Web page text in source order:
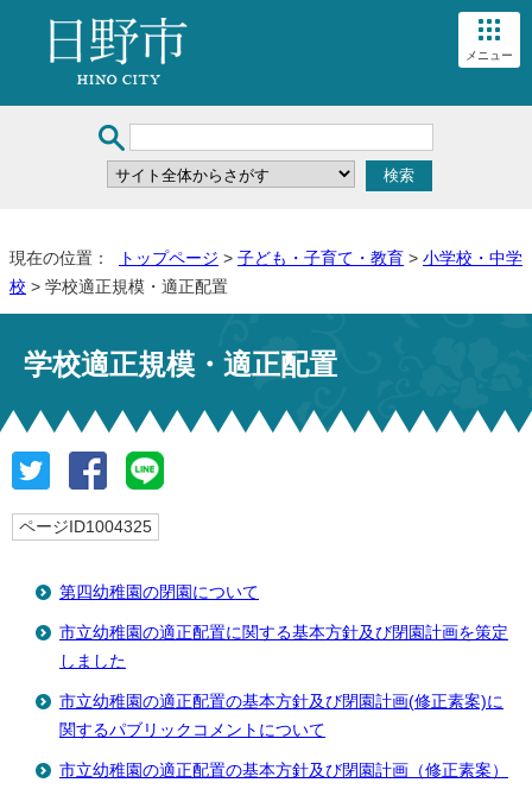
メニュー
現在の位置： トップページ > 子ども・子育て・教育 > 小学校・中学
校 > 学校適正規模・適正配置
学校適正規模・適正配置
ページID1004325
第四幼稚園の閉園について
市立幼稚園の適正配置に関する基本方針及び閉園計画を策定
しました
市立幼稚園の適正配置の基本方針及び閉園計画(修正素案)に
関するパブリックコメントについて
市立幼稚園の適正配置の基本方針及び閉園計画（修正素案）